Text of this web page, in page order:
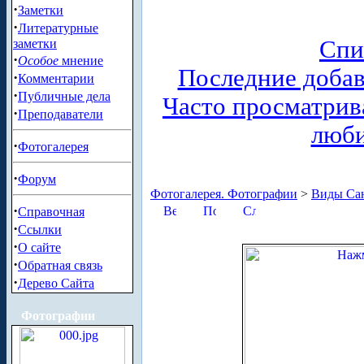
·Заметки
·Литературные
заметки
·Особое мнение
·Комментарии
·Публичные дела
·Преподаватели
·Фотогалерея
·Форум
·Справочная
·Ссылки
·О сайте
·Обратная связь
·Дерево Сайта
Фотографии
Последние
Часто
Фотогалерея. Фотографии > Виды